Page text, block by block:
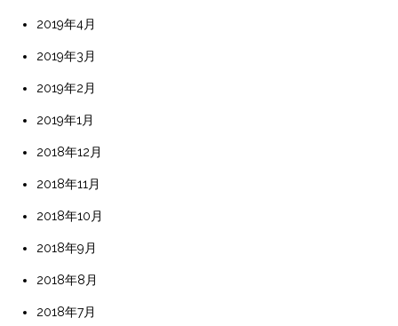
2019年4月
2019年3月
2019年2月
2019年1月
2018年12月
2018年11月
2018年10月
2018年9月
2018年8月
2018年7月